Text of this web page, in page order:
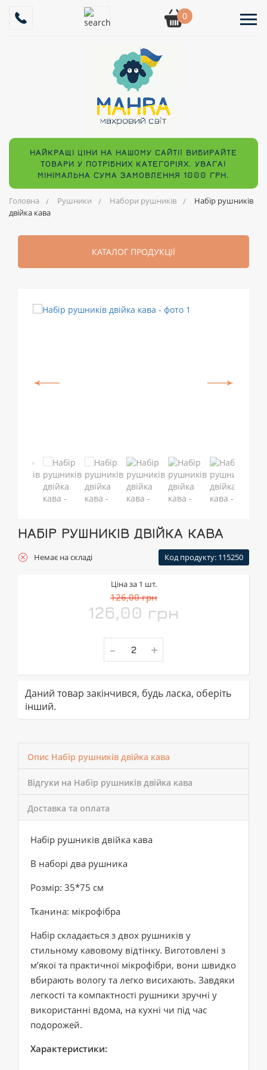
0
НАЙКРАЩІ ЦІНИ НА НАШОМУ САЙТІ! ВИБИРАЙТЕ
ТОВАРИ У ПОТРІБНИХ КАТЕГОРІЯХ. УВАГА!
МІНІМАЛЬНА СУМА ЗАМОВЛЕННЯ 1000 ГРН.
Головна Рушники Набори рушників
Набір рушників
двійка кава
КАТАЛОГ ПРОДУКЦІЇ
НАБІР РУШНИКІВ ДВІЙКА КАВА
Немає на складі Код продукту: 115250
Ціна за 1 шт.
126,00 грн
126,00 грн
- +
Даний товар закінчився, будь ласка, оберіть
інший.
Опис Набір рушників двійка кава
Відгуки на Набір рушників двійка кава
Доставка та оплата
Набір рушників двійка кава
В наборі два рушника
Розмір: 35*75 см
Тканина: мікрофібра
Набір складається з двох рушників у
стильному кавовому відтінку. Виготовлені з
м’якої та практичної мікрофібри, вони швидко
вбирають вологу та легко висихають. Завдяки
легкості та компактності рушники зручні у
використанні вдома, на кухні чи під час
подорожей.
Характеристики: